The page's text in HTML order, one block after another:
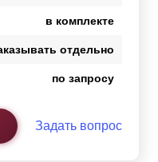
в комплекте
отдельно
по запросу
Задать вопрос